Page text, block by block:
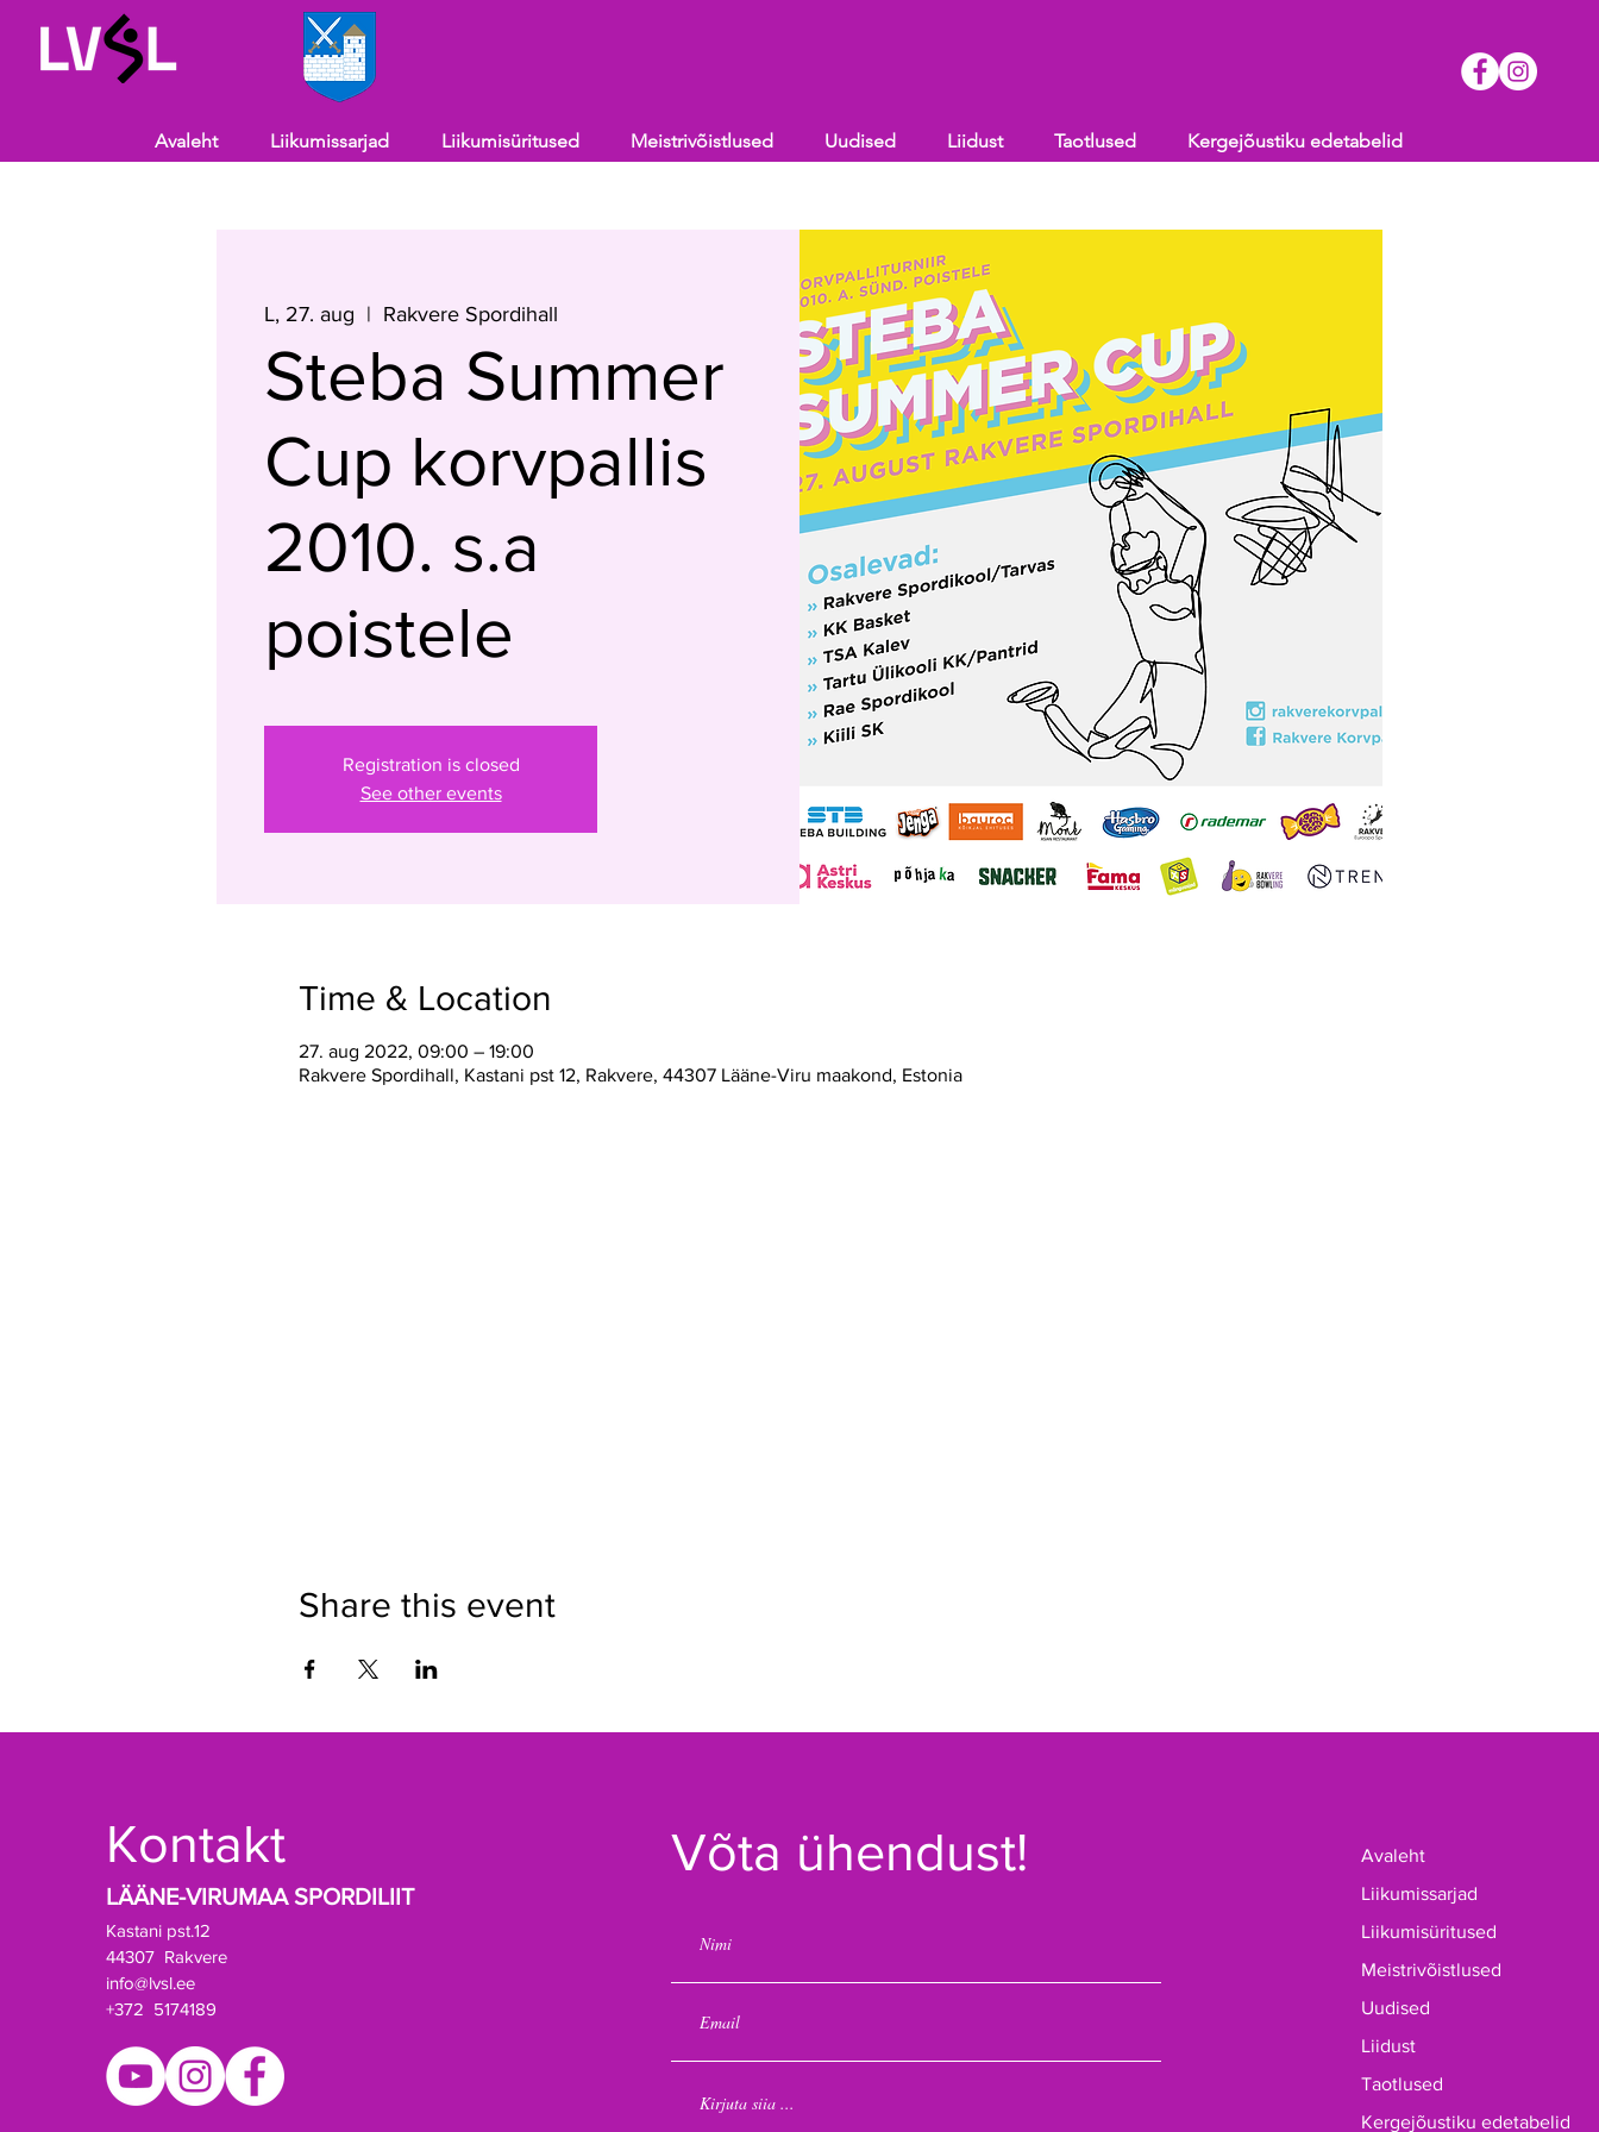
Avaleht Liikumissarjad Liikumisüritused Meistrivõistlused Uudised Liidust Taotlused Kergejõustiku edetabelid
L, 27. aug
  |
Rakvere Spordihall
Steba Summer
Cup korvpallis
2010. s.a
poistele
Registration is closed
See other events
Time & Location
27. aug 2022, 09:00 – 19:00
Rakvere Spordihall, Kastani pst 12, Rakvere, 44307 Lääne-Viru maakond, Estonia
Share this event
Kontakt
LÄÄNE-VIRUMAA SPORDILIIT
Kastani pst.12
44307 Rakvere
info@lvsl.ee
+372 5174189
Võta ühendust!
Avaleht
Liikumissarjad
Liikumisüritused
Meistrivõistlused
Uudised
Liidust
Taotlused
Kergejõustiku edetabelid